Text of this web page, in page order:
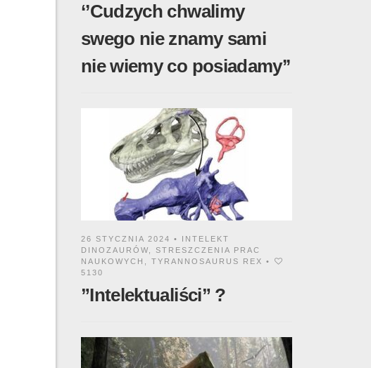
‘’Cudzych chwalimy
swego nie znamy sami
nie wiemy co posiadamy’’
26 STYCZNIA 2024 • INTELEKT
DINOZAURÓW
STRESZCZENIA PRAC
NAUKOWYCH
TYRANNOSAURUS REX •
5130
”Intelektualiści” ?